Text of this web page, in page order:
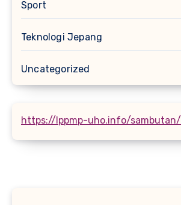
Sport
Teknologi Jepang
Uncategorized
https://lppmp-uho.info/sambutan/